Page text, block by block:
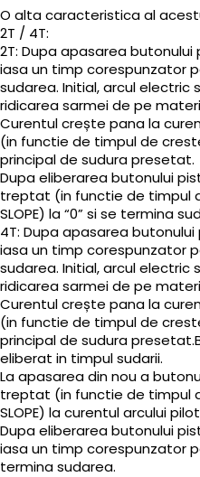
O alta caracteristica al
2T / 4T:
2T: Dupa apasarea
iasa un timp corespunzator
sudarea. Initial, arcul
ridicarea sarmei de pe
Curentul crește pana la
(in functie de timpul de
principal de sudura presetat.
Dupa eliberarea butonului
treptat (in functie de timpul
SLOPE) la “0” si se termina
4T: Dupa apasarea
iasa un timp corespunzator
sudarea. Initial, arcul
ridicarea sarmei de pe
Curentul crește pana la
(in functie de timpul de
principal de sudura
eliberat in timpul sudarii.
La apasarea din nou a
treptat (in functie de timpul
SLOPE) la curentul arcului
Dupa eliberarea butonului
iasa un timp corespunzator
termina sudarea.